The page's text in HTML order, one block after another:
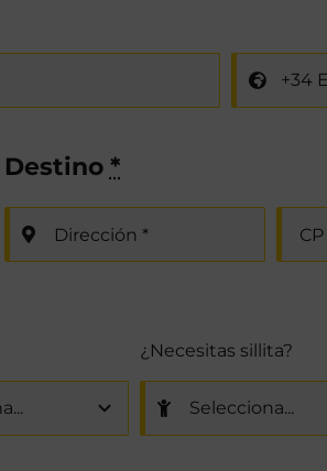
Destino *
¿Necesitas sillita?